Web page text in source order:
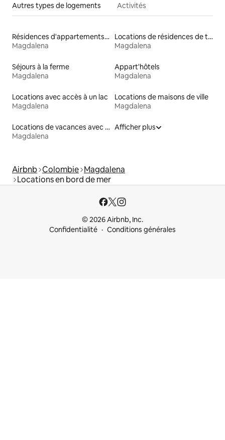
Autres types de logements Activités
Résidences d'appartements en location
Magdalena
Locations de résidences de tourisme
Magdalena
Séjours à la ferme
Magdalena
Appart'hôtels
Magdalena
Locations avec accès à un lac
Magdalena
Locations de maisons de ville
Magdalena
Locations de vacances avec piscine
Magdalena
Afficher plus
Airbnb Colombie Magdalena
Locations en bord de mer
© 2026 Airbnb, Inc.
Confidentialité
Conditions générales